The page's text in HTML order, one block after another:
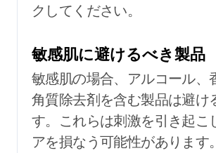
クしてください。
敏感肌に避けるべき製品
敏感肌の場合、アルコール、
角質除去剤を含む製品は避け
す。これらは刺激を引き起こ
アを損なう可能性があります